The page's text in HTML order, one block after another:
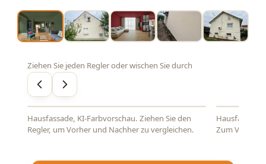
Ziehen Sie jeden Regler oder wischen Sie durch
VORHER NACHHER
Hausfassade, KI-Farbvorschau. Ziehen Sie den
Regler, um Vorher und Nachher zu vergleichen.
VORHER
Hausfassade
Zum